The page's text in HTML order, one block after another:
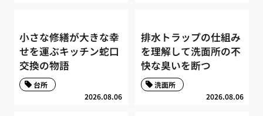
小さな修繕が大きな幸
せを運ぶキッチン蛇口
交換の物語
2026.08.06
台所
排水トラップの仕組み
を理解して洗面所の不
快な臭いを断つ
2026.08.06
洗面所